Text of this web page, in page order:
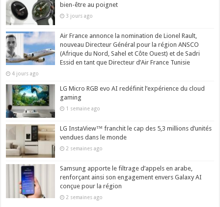
bien-être au poignet
3 jours ago
Air France annonce la nomination de Lionel Rault,
nouveau Directeur Général pour la région ANSCO
(Afrique du Nord, Sahel et Côte Ouest) et de Sadri
Essid en tant que Directeur d’Air France Tunisie
4 jours ago
LG Micro RGB evo AI redéfinit l’expérience du cloud
gaming
1 semaine ago
LG InstaView™ franchit le cap des 5,3 millions d’unités
vendues dans le monde
2 semaines ago
Samsung apporte le filtrage d’appels en arabe,
renforçant ainsi son engagement envers Galaxy AI
conçue pour la région
2 semaines ago